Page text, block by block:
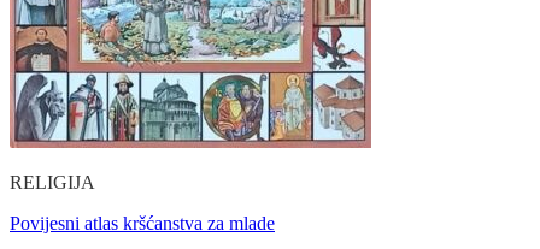
RELIGIJA
Povijesni atlas kršćanstva za mlade